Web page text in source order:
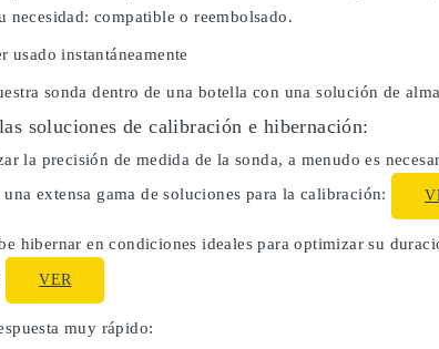
necesidad: compatible o reembolsado.
usado instantáneamente
sonda dentro de una botella con una solución de
soluciones de calibración e hibernación:
la precisión de medida de la sonda, a menudo es
extensa gama de soluciones para la calibración:
hibernar en condiciones ideales para optimizar su
VER
muy rápido: